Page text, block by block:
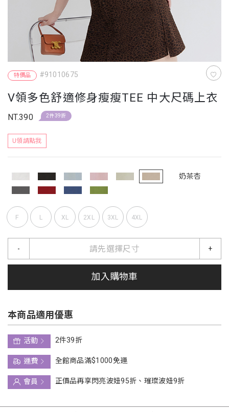
特價品 #91010675
V領多色舒適修身瘦瘦TEE 中大尺碼上衣
NT.390 2件39折
U領請點我
奶茶杏
F L XL 2XL 3XL 4XL
請先選擇尺寸
- +
加入購物車
本商品適用優惠
活動
2件39折
運費
全館商品滿$1000免運
會員
正價品再享閃亮波妞95折、璀璨波妞9折